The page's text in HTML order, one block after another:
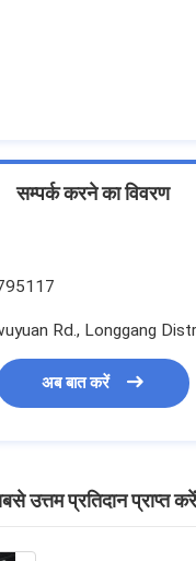
सम्पर्क करने का विवरण
Rd., Longgang
अब बात करें
उत्तम प्रतिदान प्राप्त करें